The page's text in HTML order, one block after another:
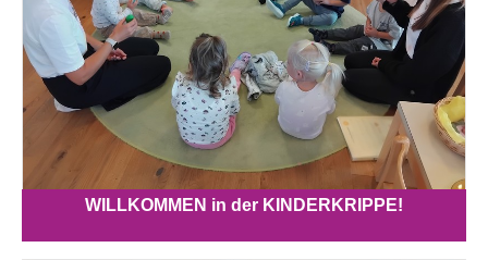
WILLKOMMEN in der KINDERKRIPPE!